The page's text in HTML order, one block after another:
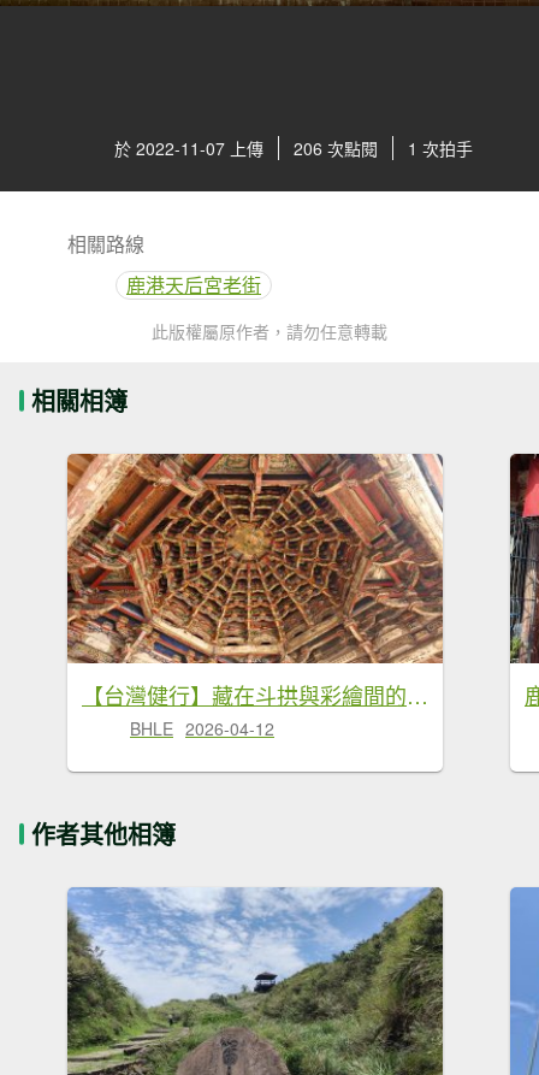
於 2022-11-07 上傳 206 次點閱 1 次拍手
相關路線
鹿港天后宮老街
此版權屬原作者，請勿任意轉載
相關相簿
【台灣健行】藏在斗拱與彩繪間的靜謐歲月 - 鹿港
BHLE 2026-04-12
作者其他相簿